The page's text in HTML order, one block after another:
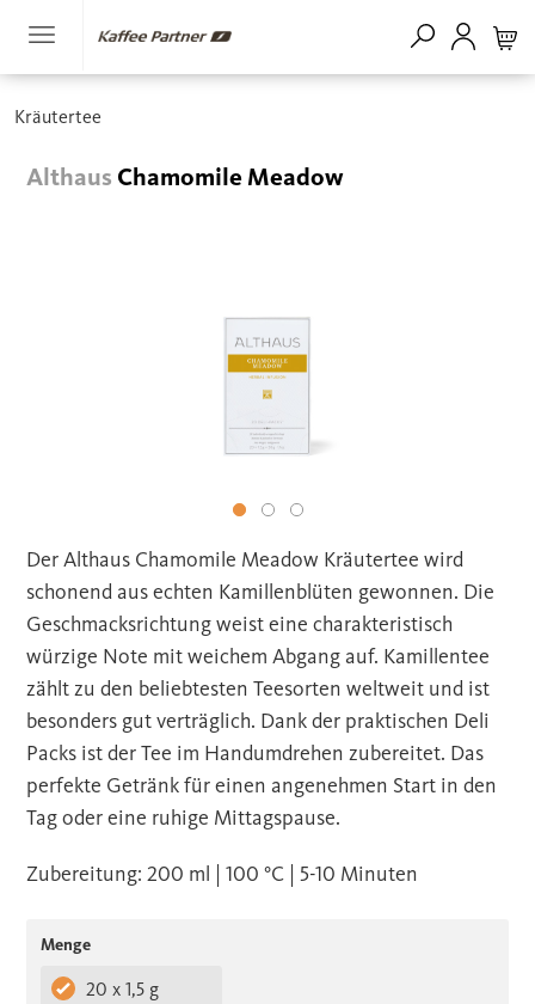
Kräutertee
Althaus Chamomile Meadow
Der Althaus Chamomile Meadow Kräutertee wird
schonend aus echten Kamillenblüten gewonnen. Die
Geschmacksrichtung weist eine charakteristisch
würzige Note mit weichem Abgang auf. Kamillentee
zählt zu den beliebtesten Teesorten weltweit und ist
besonders gut verträglich. Dank der praktischen Deli
Packs ist der Tee im Handumdrehen zubereitet. Das
perfekte Getränk für einen angenehmen Start in den
Tag oder eine ruhige Mittagspause.
Zubereitung: 200 ml | 100 °C | 5-10 Minuten
Menge
20 x 1,5 g